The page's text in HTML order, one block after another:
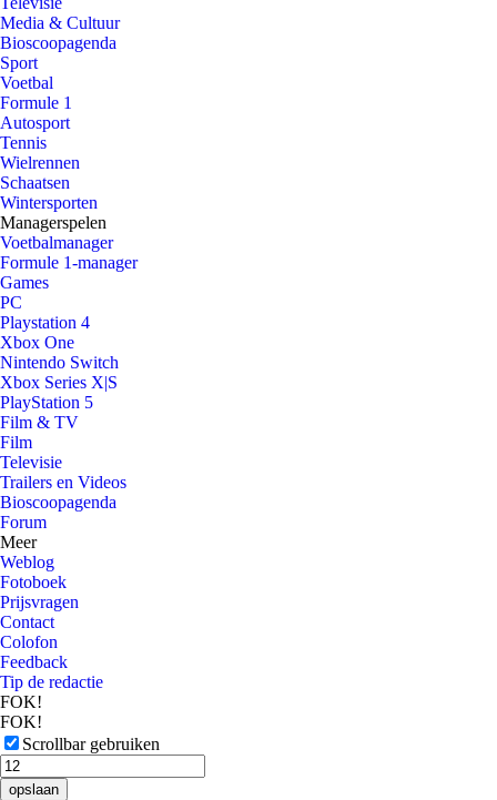
Media & Cultuur
Bioscoopagenda
Sport
Voetbal
Formule 1
Autosport
Tennis
Wielrennen
Schaatsen
Wintersporten
Managerspelen
Voetbalmanager
Formule 1-manager
Games
PC
Playstation 4
Xbox One
Nintendo Switch
Xbox Series X|S
PlayStation 5
Film & TV
Film
Televisie
Trailers en Videos
Bioscoopagenda
Forum
Meer
Weblog
Fotoboek
Prijsvragen
Contact
Colofon
Feedback
Tip de redactie
FOK!
FOK!
Scrollbar gebruiken
opslaan